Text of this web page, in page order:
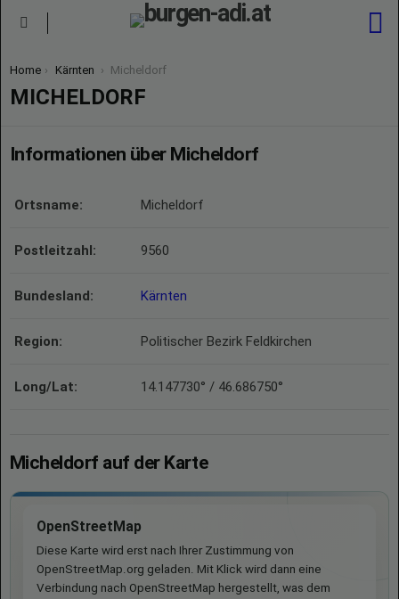
You are here:
Home Kärnten Micheldorf
MICHELDORF
Informationen über Micheldorf
Ortsname: Micheldorf
Postleitzahl: 9560
Bundesland: Kärnten
Region: Politischer Bezirk Feldkirchen
Long/Lat: 14.147730° / 46.686750°
Micheldorf auf der Karte
OpenStreetMap
Diese Karte wird erst nach Ihrer Zustimmung von
OpenStreetMap.org geladen. Mit Klick wird dann eine
Verbindung nach OpenStreetMap hergestellt, was dem